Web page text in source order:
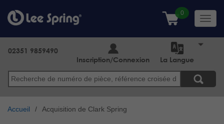
au
contenu
principal
Search
02351 9859490
Inscription/Connexion
La Langue
Accueil Acquisition de Clark Spring